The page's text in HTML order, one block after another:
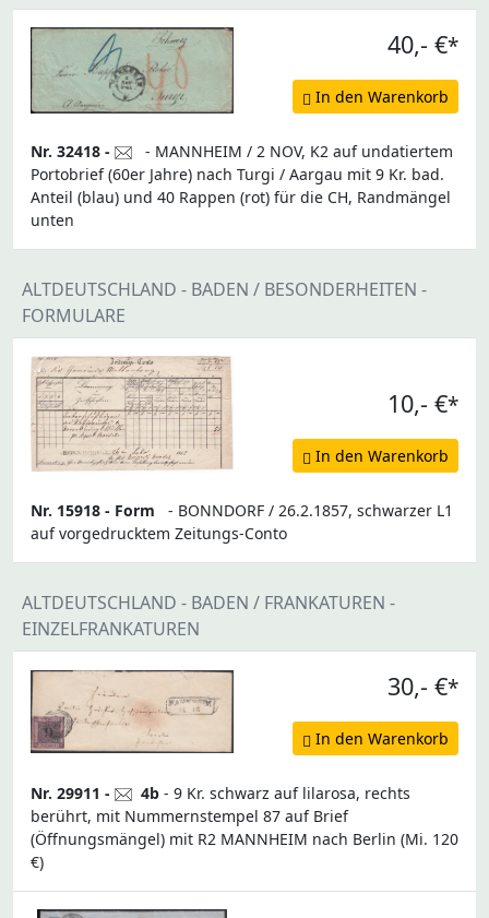
40,- €*
In den Warenkorb
Nr. 32418 -
- MANNHEIM / 2 NOV, K2 auf undatiertem
Portobrief (60er Jahre) nach Turgi / Aargau mit 9 Kr. bad.
Anteil (blau) und 40 Rappen (rot) für die CH, Randmängel
unten
ALTDEUTSCHLAND - BADEN / BESONDERHEITEN -
FORMULARE
10,- €*
In den Warenkorb
Nr. 15918 - Form
- BONNDORF / 26.2.1857, schwarzer L1
auf vorgedrucktem Zeitungs-Conto
ALTDEUTSCHLAND - BADEN / FRANKATUREN -
EINZELFRANKATUREN
30,- €*
In den Warenkorb
Nr. 29911 - 4b - 9 Kr. schwarz auf lilarosa, rechts
berührt, mit Nummernstempel 87 auf Brief
(Öffnungsmängel) mit R2 MANNHEIM nach Berlin (Mi. 120
€)